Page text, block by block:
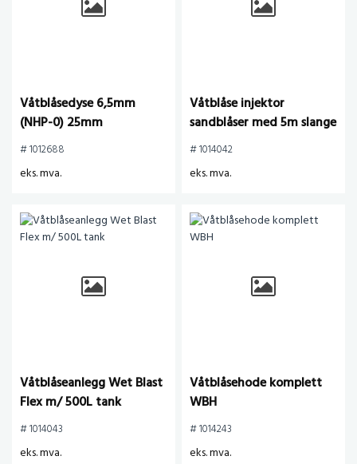
Våtblåsedyse 6,5mm
(NHP-0) 25mm
grovgjenger
# 1012688
eks. mva.
Våtblåse injektor
sandblåser med 5m slange
Power Injector
# 1014042
eks. mva.
Våtblåseanlegg Wet Blast
Flex m/ 500L tank
# 1014043
eks. mva.
Våtblåsehode komplett
WBH
# 1014243
eks. mva.